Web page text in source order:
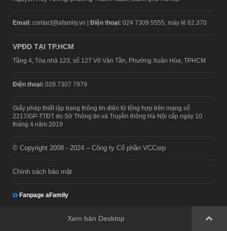
Email: contact@afamily.vn | Điện thoại: 024 7309 5555, máy lẻ 62.370
VPĐD TẠI TP.HCM
Tầng 4, Tòa nhà 123, số 127 Võ Văn Tần, Phường Xuân Hòa, TPHCM
Điện thoại: 028 7307 7979
Giấy phép thiết lập trang thông tin điện tử tổng hợp trên mạng số
2217/GP-TTĐT do Sở Thông tin và Truyền thông Hà Nội cấp ngày 10
tháng 4 năm 2019
© Copyright 2008 - 2024 – Công ty Cổ phần VCCorp
Chính sách bảo mật
Fanpage aFamily
Xem bản Desktop